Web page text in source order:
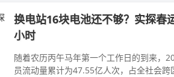
换电站16块电池还不够？实探春
小时
随着农历丙午马年第一个工作日的到来，
员流动量累计为47.55亿人次，占全社会